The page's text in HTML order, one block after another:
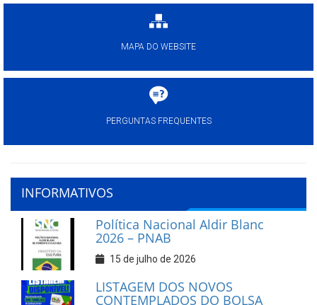
MAPA DO WEBSITE
PERGUNTAS FREQUENTES
INFORMATIVOS
Política Nacional Aldir Blanc
2026 – PNAB
15 de julho de 2026
LISTAGEM DOS NOVOS
CONTEMPLADOS DO BOLSA